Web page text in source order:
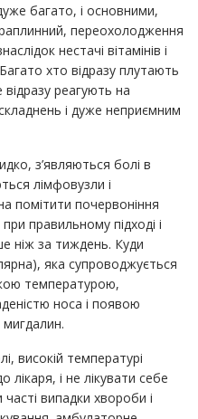
багато, і основними,
переохолодження
нестачі вітамінів і
хто відразу плутають
відразу реагують на
і дуже неприємним
з’являються болі в
лімфовузли і
помітити почервоніння
правильному підході і
ніж за тиждень. Куди
яка супроводжується
температурою,
носа і появою
високій температурі
і не лікувати себе
випадки хвороби і